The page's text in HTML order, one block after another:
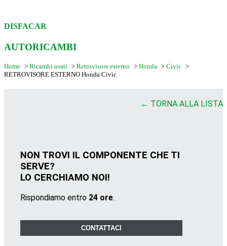
DISFACAR
AUTORICAMBI
Home > Ricambi usati > Retrovisore esterno > Honda > Civic >
RETROVISORE ESTERNO Honda Civic
← TORNA ALLA LISTA
NON TROVI IL COMPONENTE CHE TI
SERVE?
LO CERCHIAMO NOI!
Rispondiamo entro 24 ore.
CONTATTACI